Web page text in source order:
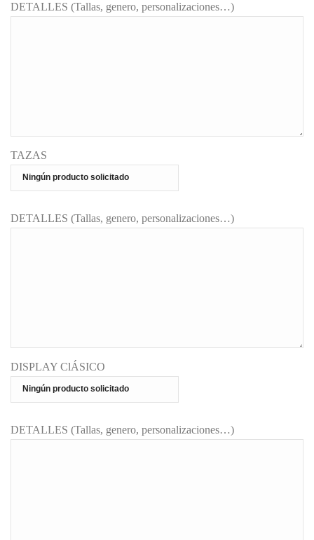
DETALLES (Tallas, genero, personalizaciones…)
TAZAS
DETALLES (Tallas, genero, personalizaciones…)
DISPLAY ClÁSICO
DETALLES (Tallas, genero, personalizaciones…)